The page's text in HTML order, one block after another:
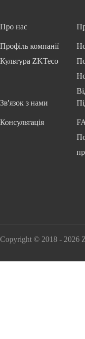
Про нас
Профіль компанії
Культура ZKTeco
Зв'язок з нами
Консультація
Copyright © 2018 - 2026